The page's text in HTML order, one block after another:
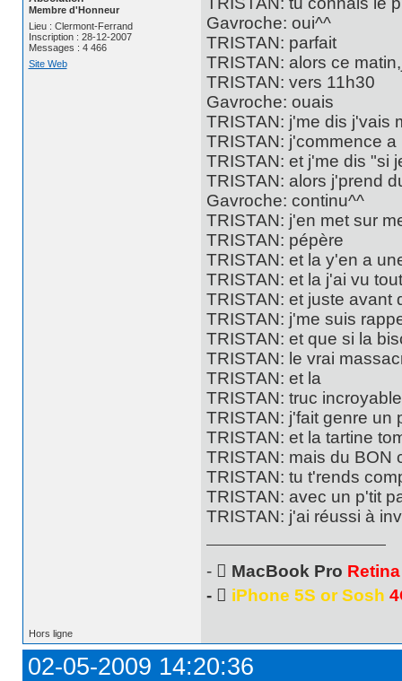
Membre d'Honneur
Lieu : Clermont-Ferrand
Inscription : 28-12-2007
Messages : 4 466
Site Web
Gavroche: oui^^
TRISTAN: parfait
TRISTAN: alors ce
TRISTAN: vers 11h30
Gavroche: ouais
TRISTAN: j'me dis j'vais
TRISTAN: j'commence
TRISTAN: et j'me dis "si
TRISTAN: alors j'prend
Gavroche: continu^^
TRISTAN: j'en met sur
TRISTAN: pépère
TRISTAN: et la y'en a
TRISTAN: et la j'ai vu
TRISTAN: et juste avant
TRISTAN: j'me suis
TRISTAN: et que si la
TRISTAN: le vrai
TRISTAN: et la
TRISTAN: truc incroyable
TRISTAN: j'fait genre un
TRISTAN: et la tartine
TRISTAN: mais du BON
TRISTAN: tu t'rends
TRISTAN: avec un p'tit
TRISTAN: j'ai réussi à
-  MacBook Pro Retina
-  iPhone 5S or Sosh
Hors ligne
02-05-2009 14:20:36